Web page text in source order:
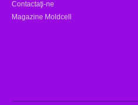
Contactaţi-ne
Magazine Moldcell